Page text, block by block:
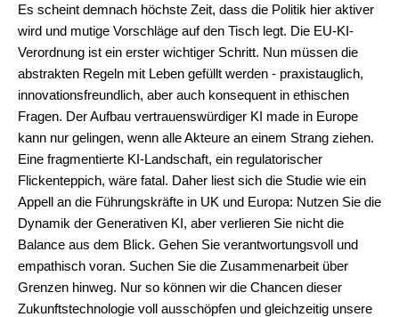
Es scheint demnach höchste Zeit, dass die Politik hier aktiver
wird und mutige Vorschläge auf den Tisch legt. Die EU-KI-
Verordnung ist ein erster wichtiger Schritt. Nun müssen die
abstrakten Regeln mit Leben gefüllt werden - praxistauglich,
innovationsfreundlich, aber auch konsequent in ethischen
Fragen. Der Aufbau vertrauenswürdiger KI made in Europe
kann nur gelingen, wenn alle Akteure an einem Strang ziehen.
Eine fragmentierte KI-Landschaft, ein regulatorischer
Flickenteppich, wäre fatal. Daher liest sich die Studie wie ein
Appell an die Führungskräfte in UK und Europa: Nutzen Sie die
Dynamik der Generativen KI, aber verlieren Sie nicht die
Balance aus dem Blick. Gehen Sie verantwortungsvoll und
empathisch voran. Suchen Sie die Zusammenarbeit über
Grenzen hinweg. Nur so können wir die Chancen dieser
Zukunftstechnologie voll ausschöpfen und gleichzeitig unsere